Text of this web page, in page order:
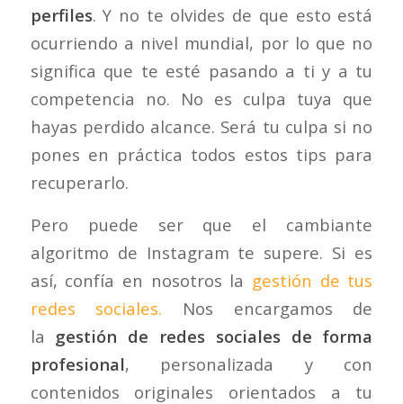
perfiles. Y no te olvides de que esto está
ocurriendo a nivel mundial, por lo que no
significa que te esté pasando a ti y a tu
competencia no. No es culpa tuya que
hayas perdido alcance. Será tu culpa si no
pones en práctica todos estos tips para
recuperarlo.
Pero puede ser que el cambiante
algoritmo de Instagram te supere. Si es
así, confía en nosotros la gestión de tus
redes sociales. Nos encargamos de
la gestión de redes sociales de forma
profesional, personalizada y con
contenidos originales orientados a tu